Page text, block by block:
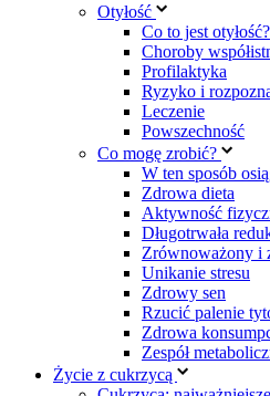
Otyłość
Co to jest otyłość?
Choroby
Profilaktyka
Ryzyko i
Leczenie
Powszechność
Co mogę zrobić?
W ten sposób
Zdrowa dieta
Aktywność
Długotrwała
Zrównoważony i
Unikanie stresu
Zdrowy sen
Rzucić palenie
Zdrowa
Zespół
Życie z cukrzycą